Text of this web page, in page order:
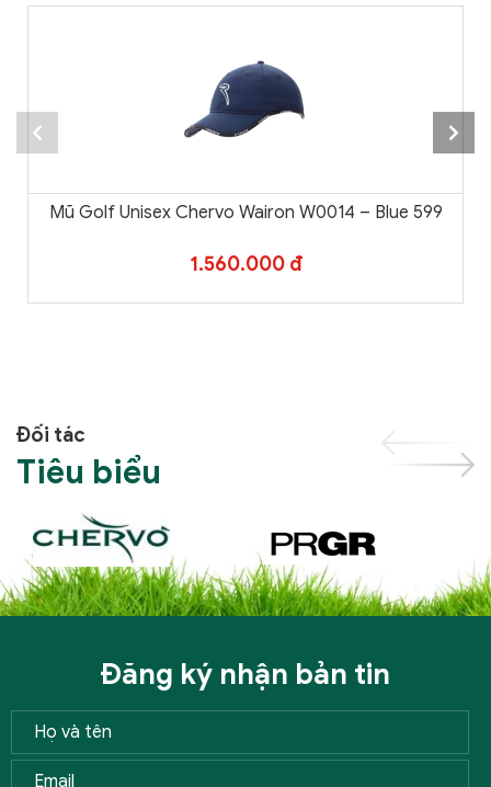
Mũ Golf Unisex Chervo Wairon W0014 – Blue 599
1.560.000 đ
Đối tác
Tiêu biểu
Đăng ký nhận bản tin